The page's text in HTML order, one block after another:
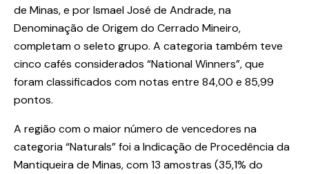
de Minas, e por Ismael José de Andrade, na
Denominação de Origem do Cerrado Mineiro,
completam o seleto grupo. A categoria também teve
cinco cafés considerados “National Winners”, que
foram classificados com notas entre 84,00 e 85,99
pontos.
A região com o maior número de vencedores na
categoria “Naturals” foi a Indicação de Procedência da
Mantiqueira de Minas, com 13 amostras (35,1% do